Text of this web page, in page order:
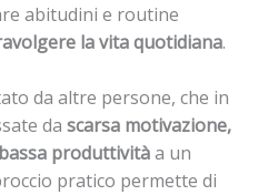
abitudini e routine
la vita quotidiana.
da altre persone, che in
da scarsa motivazione,
produttivitàa un
pratico permette di